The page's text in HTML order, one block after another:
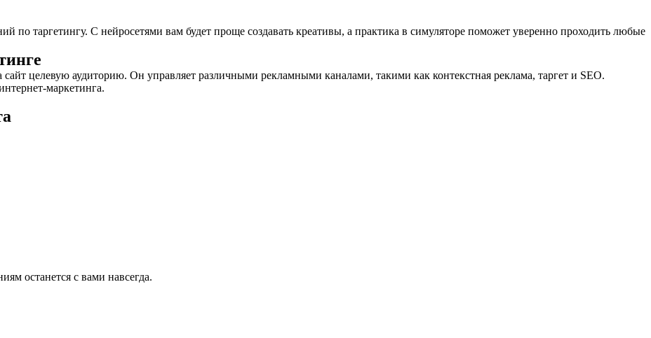
по таргетингу. С нейросетями вам будет проще создавать креативы, а практика в симуляторе поможет уверенно проходить любые
целевую аудиторию. Он управляет различными рекламными каналами, такими как контекстная реклама, таргет и SEO.
маркетинга.
останется с вами навсегда.